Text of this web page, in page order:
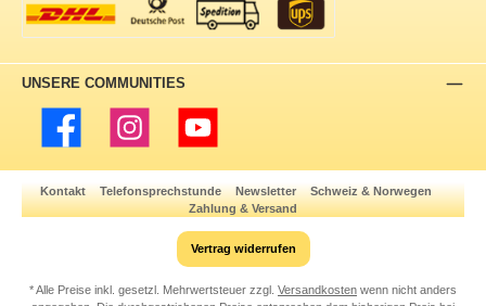
UNSERE COMMUNITIES
Facebook Instagram YouTube
Kontakt Telefonsprechstunde Newsletter
Schweiz & Norwegen
Zahlung & Versand
Vertrag widerrufen
* Alle Preise inkl. gesetzl. Mehrwertsteuer zzgl. Versandkosten wenn nicht anders